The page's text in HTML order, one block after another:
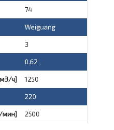
74
Weiguang
3
0.62
ч] 1250
220
мин] 2500